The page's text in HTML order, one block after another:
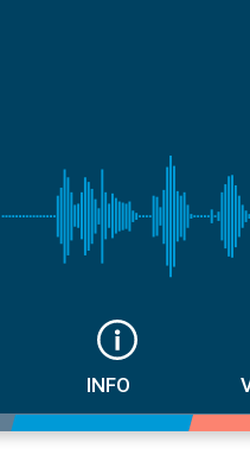
INFO